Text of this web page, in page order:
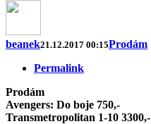
beanek21.12.2017 00:15Prodám
Permalink
Prodám
Avengers: Do boje 750,-
Transmetropolitan 1-10 3300,-